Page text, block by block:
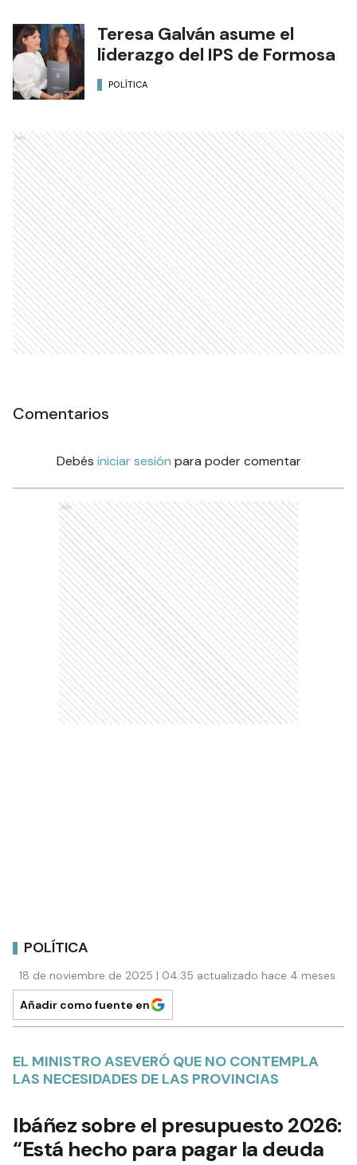
Teresa Galván asume el
liderazgo del IPS de Formosa
POLÍTICA
Ads
Comentarios
Debés iniciar sesión para poder comentar
Ads
POLÍTICA
18 de noviembre de 2025 | 04:35 actualizado hace 4 meses
Añadir como fuente en
EL MINISTRO ASEVERÓ QUE NO CONTEMPLA
LAS NECESIDADES DE LAS PROVINCIAS
Ibáñez sobre el presupuesto 2026:
“Está hecho para pagar la deuda